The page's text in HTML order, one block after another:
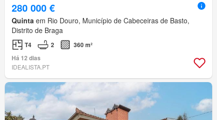
280 000 €
Quinta em Rio Douro, Município de Cabeceiras de Basto,
Distrito de Braga
T4 2
360 m²
Há 12 dias
IDEALISTA.PT